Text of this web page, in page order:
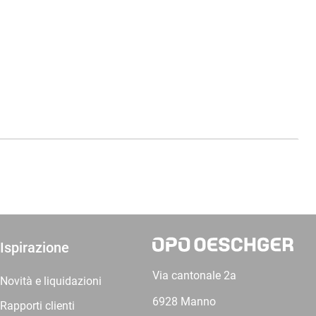
Ispirazione
Novità e liquidazioni
Rapporti clienti
Via cantonale 2a
6928 Manno